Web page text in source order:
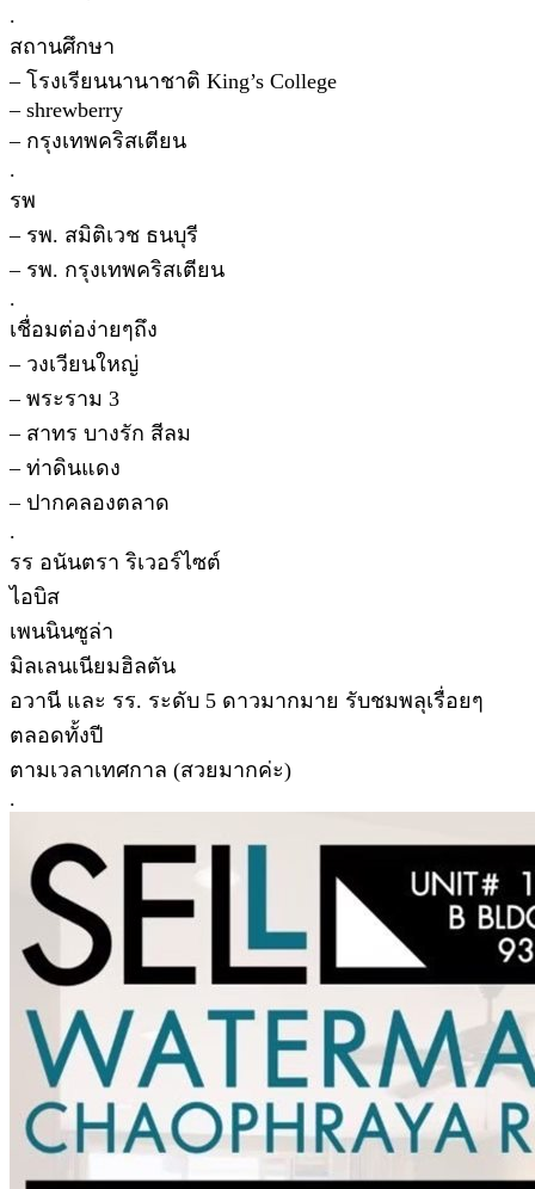
.
สถานศึกษา
– โรงเรียนนานาชาติ King’s College
– shrewberry
– กรุงเทพคริสเตียน
.
รพ
– รพ. สมิติเวช ธนบุรี
– รพ. กรุงเทพคริสเตียน
.
เชื่อมต่อง่ายๆถึง
– วงเวียนใหญ่
– พระราม 3
– สาทร บางรัก สีลม
– ท่าดินแดง
– ปากคลองตลาด
.
รร อนันตรา ริเวอร์ไซต์
ไอบิส
เพนนินซูล่า
มิลเลนเนียมฮิลตัน
อวานี และ รร. ระดับ 5 ดาวมากมาย รับชมพลุเรื่อยๆ
ตลอดทั้งปี
ตามเวลาเทศกาล (สวยมากค่ะ)
.